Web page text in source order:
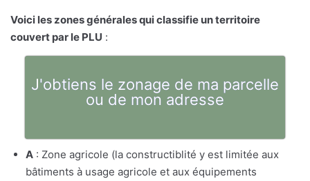
Voici les zones générales qui classifie un territoire
couvert par le PLU :
J'obtiens le zonage de ma parcelle
ou de mon adresse
A : Zone agricole (la constructiblité y est limitée aux
bâtiments à usage agricole et aux équipements